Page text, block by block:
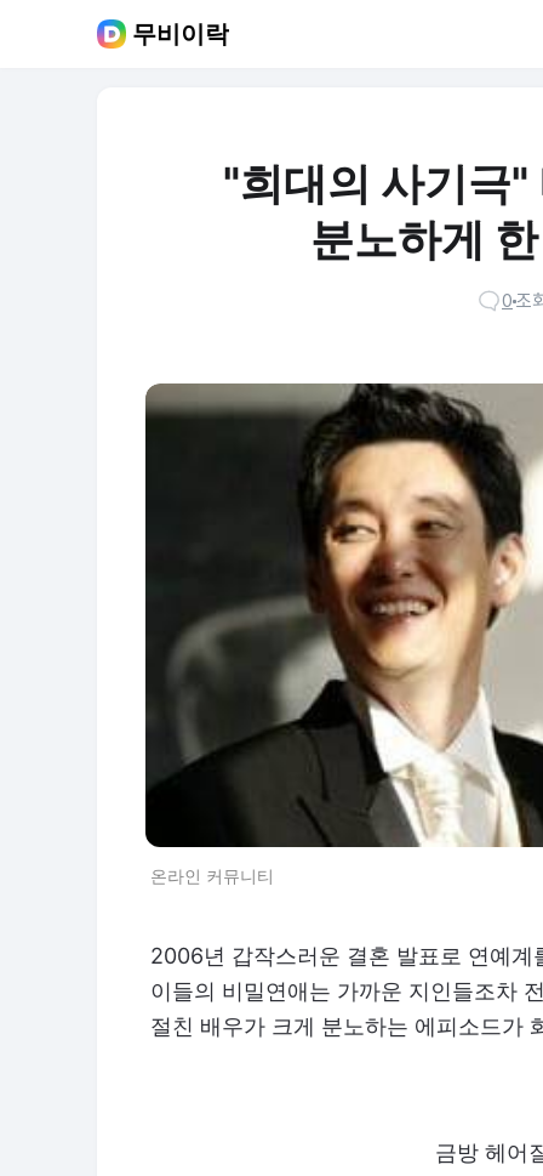
무비이락
"희대의 사기극"
분노하게
0 조
온라인 커뮤니티
2006년 갑작스러운 결혼 발표로 연예
이들의 비밀연애는 가까운 지인들조차
절친 배우가 크게 분노하는 에피소드가
금방 헤어